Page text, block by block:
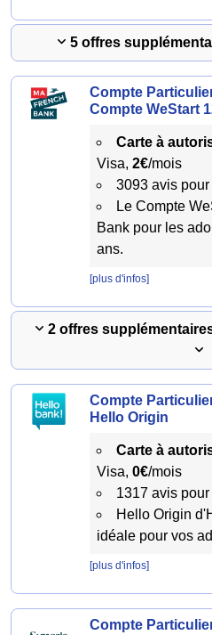
5 offres
Compte
Compte WeStart
Carte à
Visa, 2€/mois
3093 avis
Le Compte
Bank pour les
ans.
[plus d'infos]
2 offres
Compte
Hello Origin
Carte à
Visa, 0€/mois
1317 avis
Hello Origin
idéale pour vos
[plus d'infos]
Compte